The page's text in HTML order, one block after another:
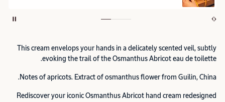
This cream envelops your hands in a delicately scented veil, subtly
evoking the trail of the Osmanthus Abricot eau de toilette.
Notes of apricots. Extract of osmanthus flower from Guilin, China.
Rediscover your iconic Osmanthus Abricot hand cream redesigned